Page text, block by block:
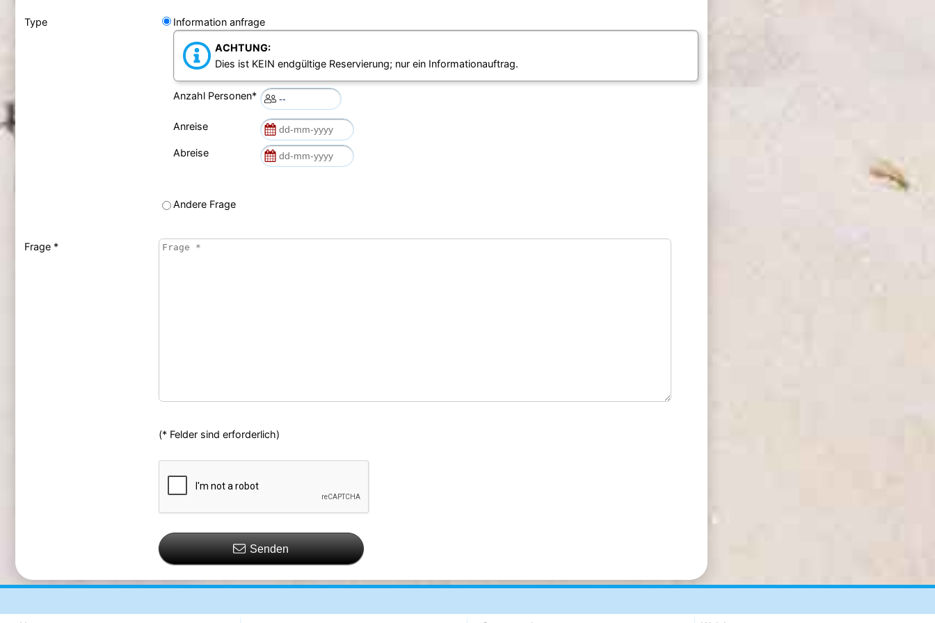
Type Information anfrage
ACHTUNG:
Dies ist KEIN endgültige Reservierung; nur ein Informationauftrag.
Anzahl Personen*
Anreise
Abreise
Andere Frage
Frage *
(* Felder sind erforderlich)
Senden